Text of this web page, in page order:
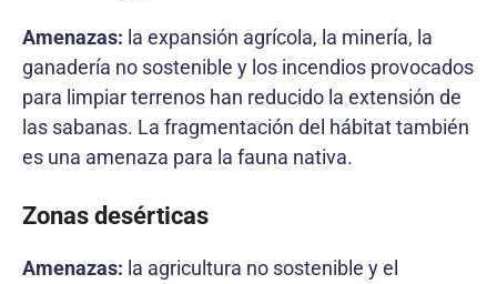
Amenazas: la expansión agrícola, la minería, la
ganadería no sostenible y los incendios provocados
para limpiar terrenos han reducido la extensión de
las sabanas. La fragmentación del hábitat también
es una amenaza para la fauna nativa.
Zonas desérticas
Amenazas: la agricultura no sostenible y el